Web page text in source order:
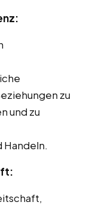
zu
und zu
Handeln.